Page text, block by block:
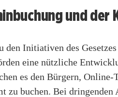
und
den Initiativen des
eine nützliche
es den Bürgern,
zu buchen. Bei dringenden